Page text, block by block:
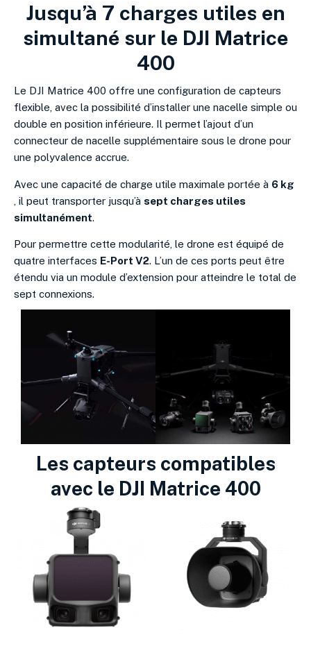
Jusqu’à 7 charges utiles en
simultané sur le DJI Matrice
400
Le DJI Matrice 400 offre une configuration de capteurs
flexible, avec la possibilité d’installer une nacelle simple ou
double en position inférieure. Il permet l’ajout d’un
connecteur de nacelle supplémentaire sous le drone pour
une polyvalence accrue.
Avec une capacité de charge utile maximale portée à 6 kg
, il peut transporter jusqu’à sept charges utiles
simultanément.
Pour permettre cette modularité, le drone est équipé de
quatre interfaces E-Port V2. L’un de ces ports peut être
étendu via un module d’extension pour atteindre le total de
sept connexions.
Les capteurs compatibles
avec le DJI Matrice 400